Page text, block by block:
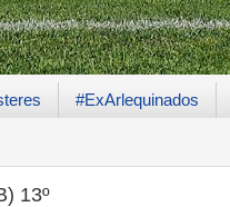
#ExArlequinados
13º